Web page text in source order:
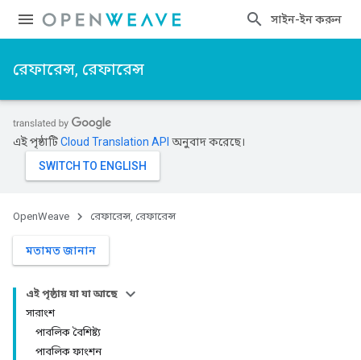
সাইন-ইন করুন
রেফারেন্স, রেফারেন্স
এই পৃষ্ঠাটিCloud Translation API অনুবাদ করেছে।
OpenWeave রেফারেন্স, রেফারেন্স
মতামত জানান
এই পৃষ্ঠায় যা যা আছে
সারাংশ
পাবলিক বৈশিষ্ট্য
পাবলিক ফাংশন